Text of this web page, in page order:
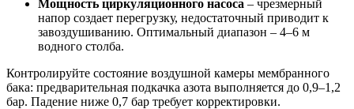
Мощность циркуляционного насоса – чрезмерный
напор создает перегрузку, недостаточный приводит к
завоздушиванию. Оптимальный диапазон – 4–6 м
водного столба.
Контролируйте состояние воздушной камеры мембранного
бака: предварительная подкачка азота выполняется до 0,9–1,2
бар. Падение ниже 0,7 бар требует корректировки.